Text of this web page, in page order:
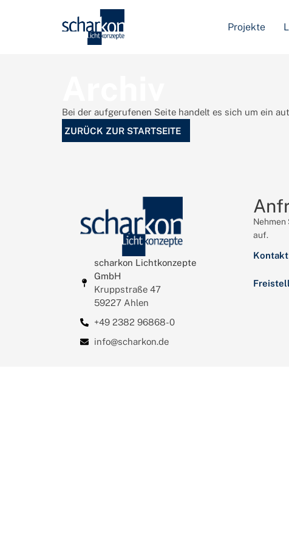
Projekte
Bei der aufgerufenen Seite handelt es sich um ein
ZURÜCK ZUR STARTSEITE
scharkon Lichtkonzepte
GmbH
Kruppstraße 47
59227 Ahlen
+49 2382 96868-0
info@scharkon.de
Nehmen
auf.
Kontakt